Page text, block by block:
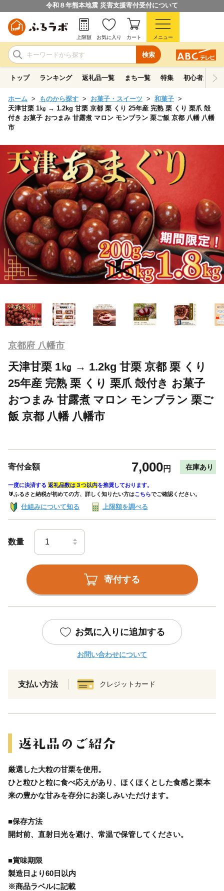
令和８年熊本地震 災害支援寄付受付について
検索
上限額 お気に入り カート メニュー
トップ ランキング 返礼品一覧 まち一覧 特集 初心者ガイド
ホーム ものから探す お菓子・スイーツ
和菓子
天津甘栗 1㎏ → 1.2kg 甘栗 京都 栗 くり 25年産 完熟 栗 くり 栗爪 殻
付き お菓子 おつまみ 甘露煮 マロン モンブラン 栗ご飯 京都 八幡 八幡
市
京都府 八幡市
天津甘栗 1㎏ → 1.2kg 甘栗 京都 栗 くり
25年産 完熟 栗 くり 栗爪 殻付き お菓子
おつまみ 甘露煮 マロン モンブラン 栗ご
飯 京都 八幡 八幡市
寄付金額 7,000円 在庫あり
一度に決済する 返礼品数は３つ以内を推奨しております。
🔰ふるさと納税が初めての方、詳しく知りたい方はこちらでご確認ください。
仕組みについて知る 上限額を調べる
数量
寄付する
お気に入りに追加する
お問い合わせについて
支払い方法 クレジットカード
厳選した大粒の甘栗を使用。
ひと粒ひと粒に食べ応えがあり、ほくほくとした食感と栗本
来の豊かな甘みを存分にお楽しみいただけます。
■保存方法
開封前、直射日光を避け、常温で保管してください。
■賞味期限
製造日より60日以内
※商品ラベルに記載